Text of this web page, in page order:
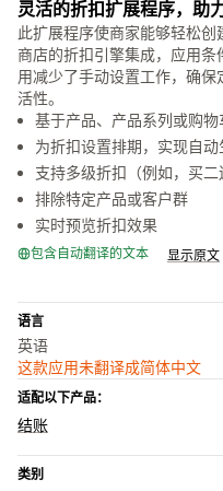
灵活的折扣扩展程序，助
此扩展程序使商家能够轻松
商店的折扣引擎集成，应用
用减少了手动设置工作，确
活性。
基于产品、产品系列或购
为折扣设置排期，实现自
支持多级折扣（例如，买二
排除特定产品或客户群
实时预览折扣效果
包含自动翻译的文本 显示原文
语言
英语
这款应用未翻译成简体中文
适配以下产品：
结账
类别